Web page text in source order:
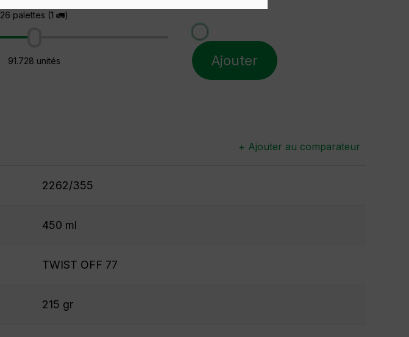
26 palettes (1 🚛)
91.728 unités Ajouter
+ Ajouter au comparateur
2262/355
450 ml
TWIST OFF 77
215 gr